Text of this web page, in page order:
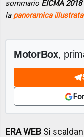
sommario EICMA
la panoramica illustrata
MotorBox,
ERA WEB Si